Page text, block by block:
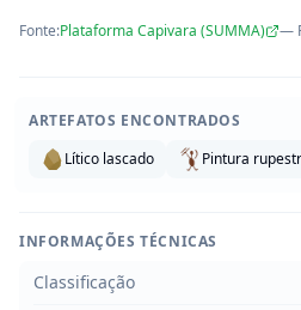
Fonte:Plataforma Capivara (SUMMA) —
ARTEFATOS ENCONTRADOS
Lítico lascado
Pintura
INFORMAÇÕES TÉCNICAS
Classificação